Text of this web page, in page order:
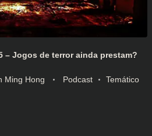
– Jogos de terror ainda prestam?
Ming Hong Podcast Temático